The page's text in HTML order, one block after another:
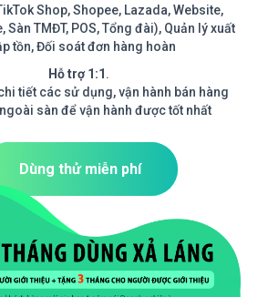
Shop, Shopee, Lazada, Website,
Sàn TMĐT, POS, Tổng đài), Quản lý xuất
tồn, Đối soát đơn hàng hoàn
Hỗ trợ 1:1 .
tiết các sử dụng, vận hành bán hàng
sàn để vận hành được tốt nhất
Dùng thử miễn phí